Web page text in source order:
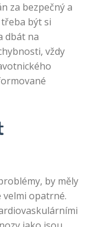
za bezpečný a
být si
dbát na
vždy
by měly
velmi opatrné.